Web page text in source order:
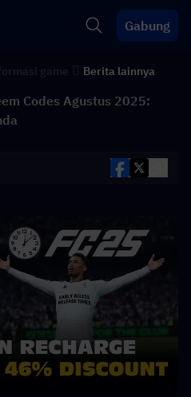
Gabung
Berita lainnya
Codes Agustus 2025: